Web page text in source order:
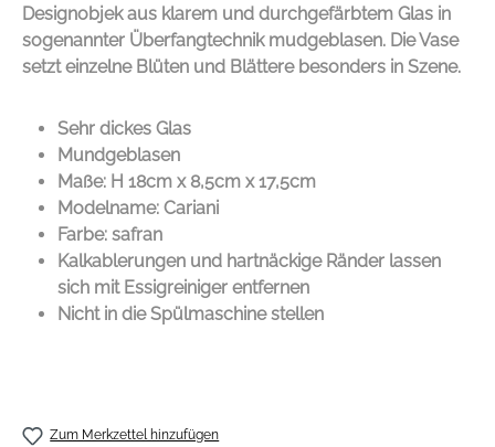
Designobjek aus klarem und durchgefärbtem Glas in
sogenannter Überfangtechnik mudgeblasen. Die Vase
setzt einzelne Blüten und Blättere besonders in Szene.
Sehr dickes Glas
Mundgeblasen
Maße: H 18cm x 8,5cm x 17,5cm
Modelname: Cariani
Farbe: safran
Kalkablerungen und hartnäckige Ränder lassen
sich mit Essigreiniger entfernen
Nicht in die Spülmaschine stellen
Zum Merkzettel hinzufügen